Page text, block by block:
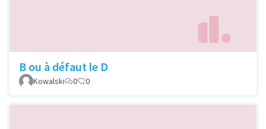
B ou à défaut le D
Kowalski 0 0